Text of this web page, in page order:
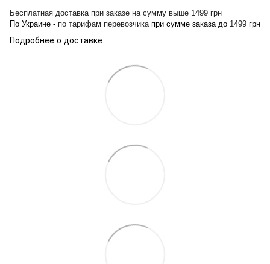
Бесплатная доставка при заказе на сумму выше 1499 грн
По Украине - по тарифам перевозчика при сумме заказа до 1499 грн
Подробнее о доставке